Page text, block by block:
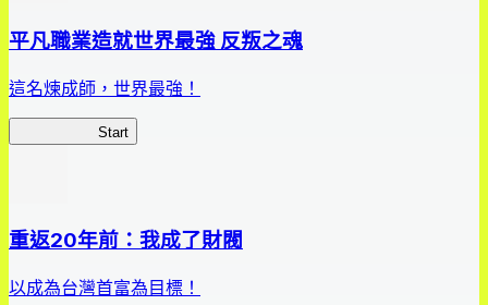
平凡職業造就世界最強 反叛之魂
這名煉成師，世界最強！
Start
重返20年前：我成了財閥
以成為台灣首富為目標！